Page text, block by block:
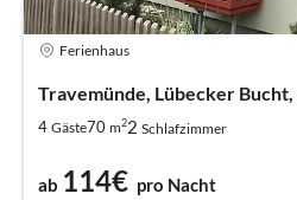
Ferienhaus
Travemünde, Lübecker Bucht,
4 Gäste70 m22 Schlafzimmer
ab 114€ pro Nacht